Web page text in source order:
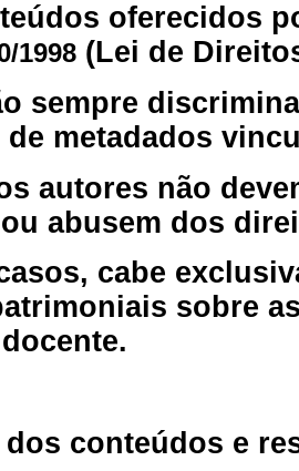
oferecidos
1998 (Lei de
sempre
metadados
autores não
abusem dos
cabe
sobre
conteúdos e